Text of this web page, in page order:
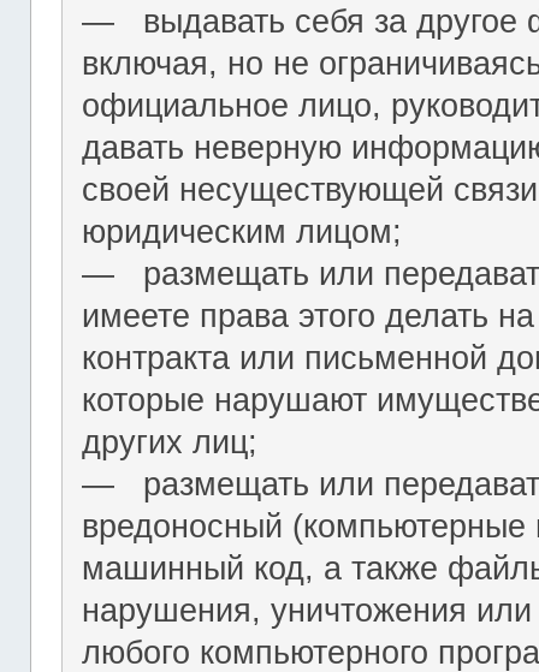
― выдавать себя за другое
включая, но не
официальное лицо,
давать неверную
своей несуществующей
юридическим лицом;
― размещать или
имеете права этого делать
контракта или письменной
которые нарушают
других лиц;
― размещать или
вредоносный
машинный код, а также
нарушения, уничтожения
любого компьютерного